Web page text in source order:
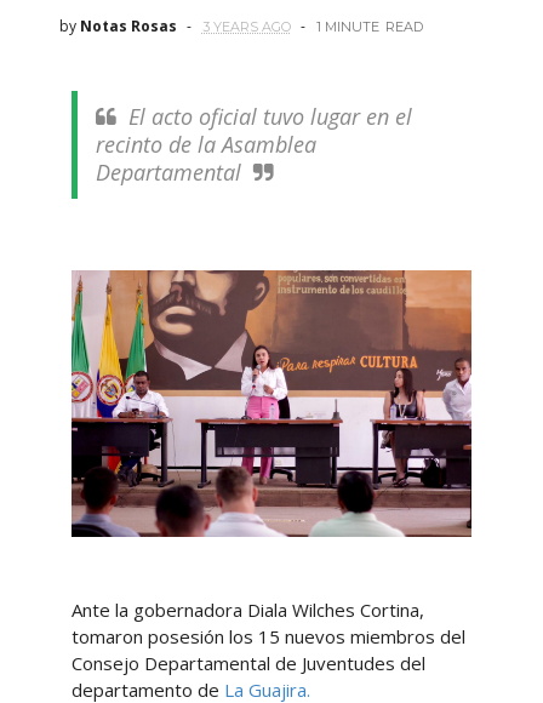
by Notas Rosas 3 YEARS AGO 1 MINUTE READ
El acto oficial tuvo lugar en el
recinto de la Asamblea
Departamental
Ante la gobernadora Diala Wilches Cortina,
tomaron posesión los 15 nuevos miembros del
Consejo Departamental de Juventudes del
departamento de La Guajira.